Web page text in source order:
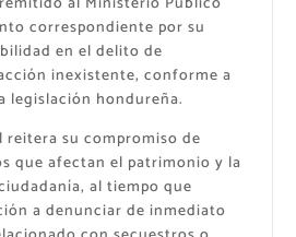
correspondiente por su
en el delito de
inexistente, conforme a
legislación hondureña.
reitera su compromiso de
que afectan el patrimonio y la
al tiempo que
a denunciar de inmediato